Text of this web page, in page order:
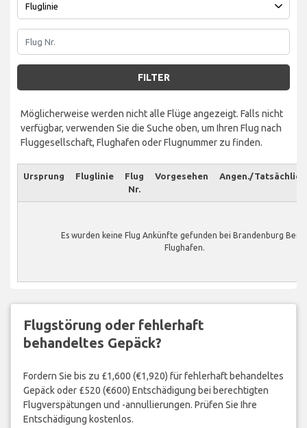
FILTER
Möglicherweise werden nicht alle Flüge angezeigt. Falls nicht
verfügbar, verwenden Sie die Suche oben, um Ihren Flug nach
Fluggesellschaft, Flughafen oder Flugnummer zu finden.
Ursprung Fluglinie
Flug
Nr.
Vorgesehen Angen./Tatsächlich
Es wurden keine Flug Ankünfte gefunden bei Brandenburg
Flughafen.
Flugstörung oder fehlerhaft
behandeltes Gepäck?
Fordern Sie bis zu £1,600 (€1,920) für fehlerhaft behandeltes
Gepäck oder £520 (€600) Entschädigung bei berechtigten
Flugverspätungen und -annullierungen. Prüfen Sie Ihre
Entschädigung kostenlos.